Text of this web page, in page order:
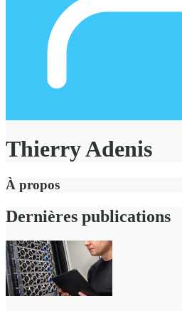
Thierry Adenis
À propos
Dernières publications